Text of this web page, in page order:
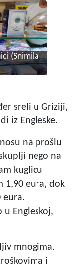
(Snimila
sreli u Griziji,
iz Engleske.
na prošlu
nego na
kuglicu
1,90 eura, dok
eura.
u Engleskoj,
mnogima.
i